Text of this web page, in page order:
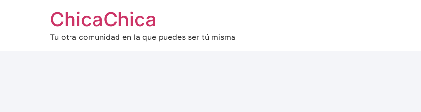
ChicaChica
Tu otra comunidad en la que puedes ser tú misma